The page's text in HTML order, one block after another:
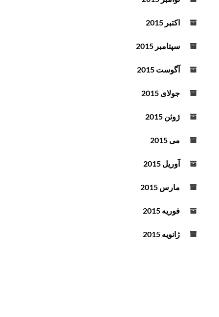
اکتبر 2015
سپتامبر 2015
آگوست 2015
جولای 2015
ژوئن 2015
می 2015
آوریل 2015
مارس 2015
فوریه 2015
ژانویه 2015